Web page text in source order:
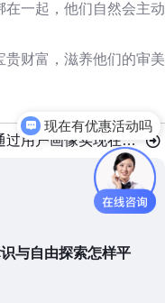
在一起，他们自然会主动
财富，滋养他们的审美
如何通过用户画像实现在线VR展厅的个性化推荐？
与自由探索怎样平
可以介绍下你们的产品么